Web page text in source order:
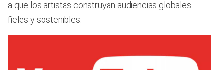
a que los artistas construyan audiencias globales
fieles y sostenibles.